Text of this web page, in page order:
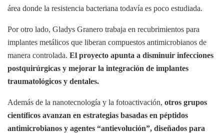
área donde la resistencia bacteriana todavía es poco estudiada.
Por otro lado, Gladys Granero trabaja en recubrimientos para
implantes metálicos que liberan compuestos antimicrobianos de
manera controlada. El proyecto apunta a disminuir infecciones
postquirúrgicas y mejorar la integración de implantes
traumatológicos y dentales.
Además de la nanotecnología y la fotoactivación, otros grupos
científicos avanzan en estrategias basadas en péptidos
antimicrobianos y agentes “antievolución”, diseñados para